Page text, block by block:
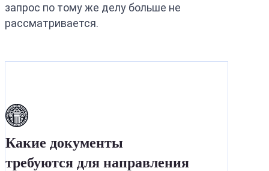
запрос по тому же делу больше не
рассматривается.
Какие документы
требуются для направления